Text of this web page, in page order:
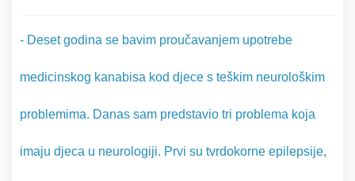
- Deset godina se bavim proučavanjem upotrebe
medicinskog kanabisa kod djece s teškim neurološkim
problemima. Danas sam predstavio tri problema koja
imaju djeca u neurologiji. Prvi su tvrdokorne epilepsije,